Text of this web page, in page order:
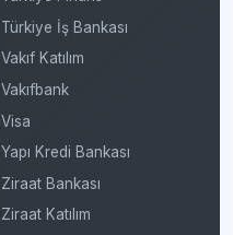
Türkiye İş Bankası
Vakıf Katılım
Vakıfbank
Visa
Yapı Kredi Bankası
Ziraat Bankası
Ziraat Katılım